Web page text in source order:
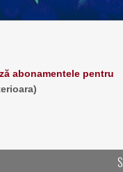
abonamentele pentru